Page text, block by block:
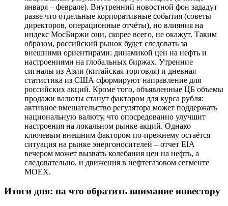
января – феврале). Внутренний новостной фон зададут
разве что отдельные корпоративные события (советы
директоров, операционные отчёты), но влияния на
индекс МосБиржи они, скорее всего, не окажут. Таким
образом, российский рынок будет следовать за
внешними ориентирами: динамикой цен на нефть и
настроениями на глобальных биржах. Утренние
сигналы из Азии (китайская торговля) и дневная
статистика из США сформируют направление для
российских акций. Кроме того, объявленные ЦБ объемы
продажи валюты станут фактором для курса рубля:
активное вмешательство регулятора может поддержать
национальную валюту, что опосредованно улучшит
настроения на локальном рынке акций. Однако
ключевым внешним фактором по-прежнему остаётся
ситуация на рынке энергоносителей – отчет EIA
вечером может вызвать колебания цен на нефть, а
следовательно, и движения в нефтегазовом сегменте
MOEX.
Итоги дня: на что обратить внимание инвестору